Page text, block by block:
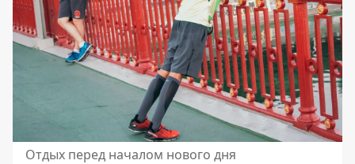
Отдых перед началом нового дня